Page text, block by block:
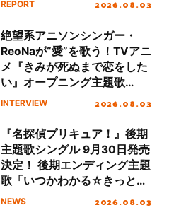
ート!!
REPORT 2026.08.03
絶望系アニソンシンガー・
ReoNaが“愛”を歌う！TVアニ
メ『きみが死ぬまで恋をした
い』オープニング主題歌
「Amore」インタビュー
INTERVIEW 2026.08.03
『名探偵プリキュア！』後期
主題歌シングル 9月30日発売
決定！ 後期エンディング主題
歌「いつかわかる☆きっとあ
える」TVサイズ先行配信開
NEWS 2026.08.03